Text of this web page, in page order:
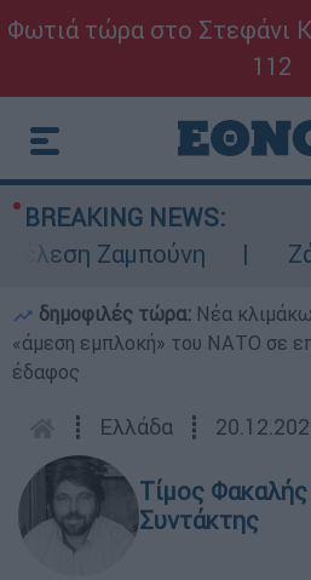
Φωτιά τώρα στο Στεφάνι
112
BREAKING NEWS:
Ζαμπούνη
δημοφιλές τώρα: Νέα
«άμεση εμπλοκή» του ΝΑΤΟ σε
έδαφος
┋ Ελλάδα ┋
Τίμος Φακαλής
Συντάκτης